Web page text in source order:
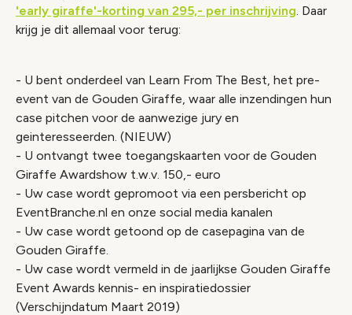
'early giraffe'-korting van 295,- per inschrijving. Daar
krijg je dit allemaal voor terug:
- U bent onderdeel van Learn From The Best, het pre-
event van de Gouden Giraffe, waar alle inzendingen hun
case pitchen voor de aanwezige jury en
geinteresseerden. (NIEUW)
- U ontvangt twee toegangskaarten voor de Gouden
Giraffe Awardshow t.w.v. 150,- euro
- Uw case wordt gepromoot via een persbericht op
EventBranche.nl en onze social media kanalen
- Uw case wordt getoond op de casepagina van de
Gouden Giraffe.
- Uw case wordt vermeld in de jaarlijkse Gouden Giraffe
Event Awards kennis- en inspiratiedossier
(Verschijndatum Maart 2019)